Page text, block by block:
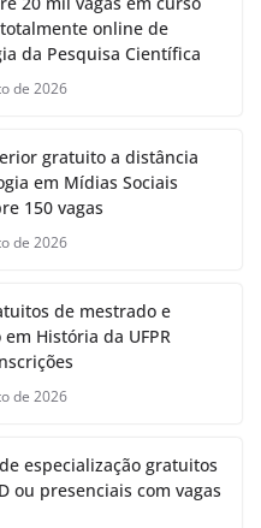
online de
da Pesquisa Científica
de 2026
gratuito a distância
em Mídias Sociais
150 vagas
de 2026
de mestrado e
História da UFPR
de 2026
especialização gratuitos
ou presenciais com vagas